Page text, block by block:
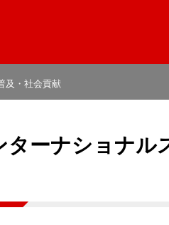
及・社会貢献
ターナショナル